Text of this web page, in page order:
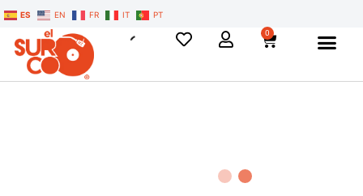
ES EN FR IT PT
0